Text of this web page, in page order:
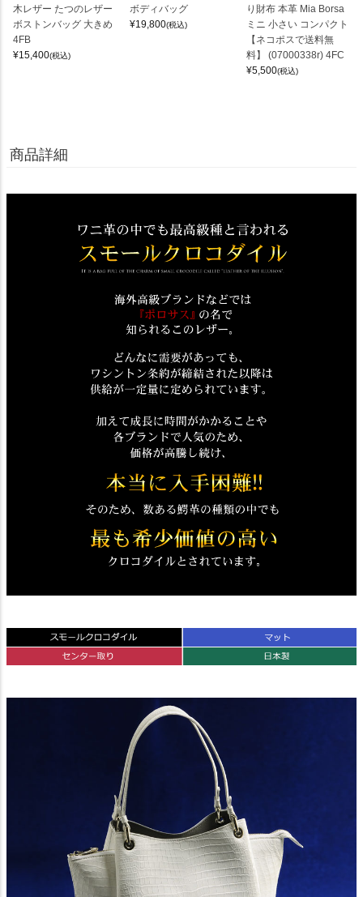
木レザー たつのレザー
ボストンバッグ 大きめ
4FB
¥15,400(税込)
ボディバッグ
¥19,800(税込)
り財布 本革 Mia Borsa
ミニ 小さい コンパクト
【ネコポスで送料無
料】 (07000338r) 4FC
¥5,500(税込)
商品詳細